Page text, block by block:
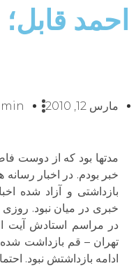
احمد
مارس 12, 2010
مدتها بود که از دوست
خبر بودم. در اخبار
بازداشتی و آزاد شده
خبری در میان نبود.
در مراسم استادش آیت
تهران – قم بازداشت شده
ادامه بازداشتش نبود.